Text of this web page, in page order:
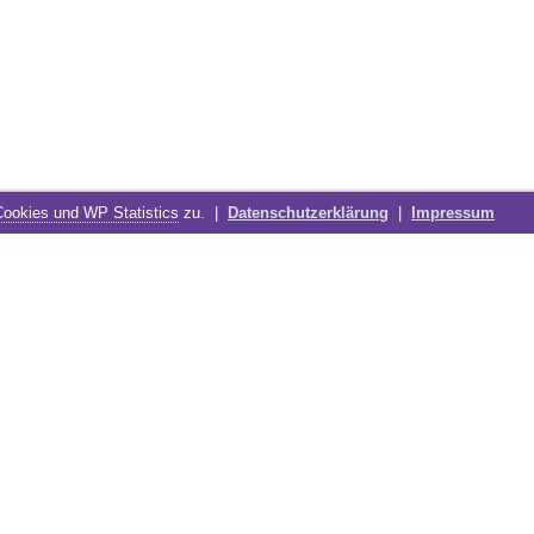
und WP Statistics zu. | Datenschutzerklärung Impressum